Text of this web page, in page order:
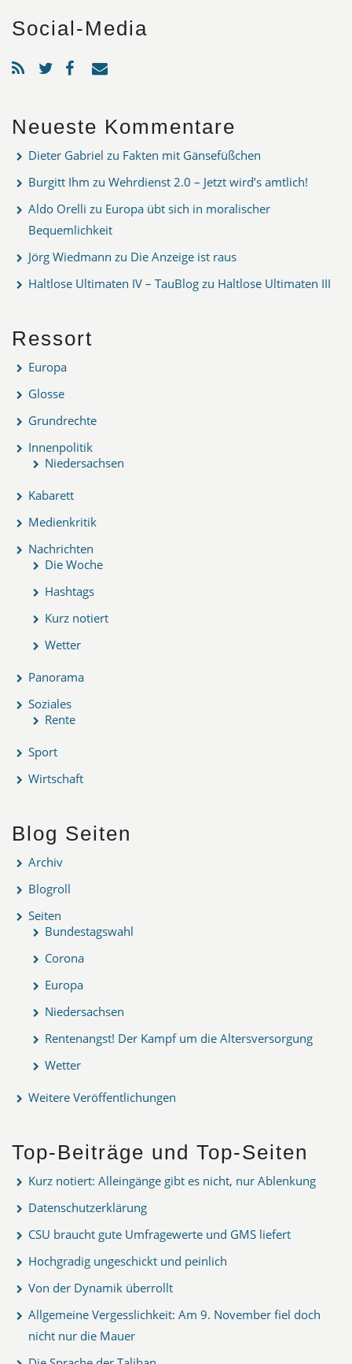
Social-Media
Neueste Kommentare
Dieter Gabriel zu Fakten mit Gänsefüßchen
Burgitt Ihm zu Wehrdienst 2.0 – Jetzt wird’s amtlich!
Aldo Orelli zu Europa übt sich in moralischer
Bequemlichkeit
Jörg Wiedmann zu Die Anzeige ist raus
Haltlose Ultimaten IV – TauBlog zu Haltlose Ultimaten III
Ressort
Europa
Glosse
Grundrechte
Innenpolitik
Niedersachsen
Kabarett
Medienkritik
Nachrichten
Die Woche
Hashtags
Kurz notiert
Wetter
Panorama
Soziales
Rente
Sport
Wirtschaft
Blog Seiten
Archiv
Blogroll
Seiten
Bundestagswahl
Corona
Europa
Niedersachsen
Rentenangst! Der Kampf um die Altersversorgung
Wetter
Weitere Veröffentlichungen
Top-Beiträge und Top-Seiten
Kurz notiert: Alleingänge gibt es nicht, nur Ablenkung
Datenschutzerklärung
CSU braucht gute Umfragewerte und GMS liefert
Hochgradig ungeschickt und peinlich
Von der Dynamik überrollt
Allgemeine Vergesslichkeit: Am 9. November fiel doch
nicht nur die Mauer